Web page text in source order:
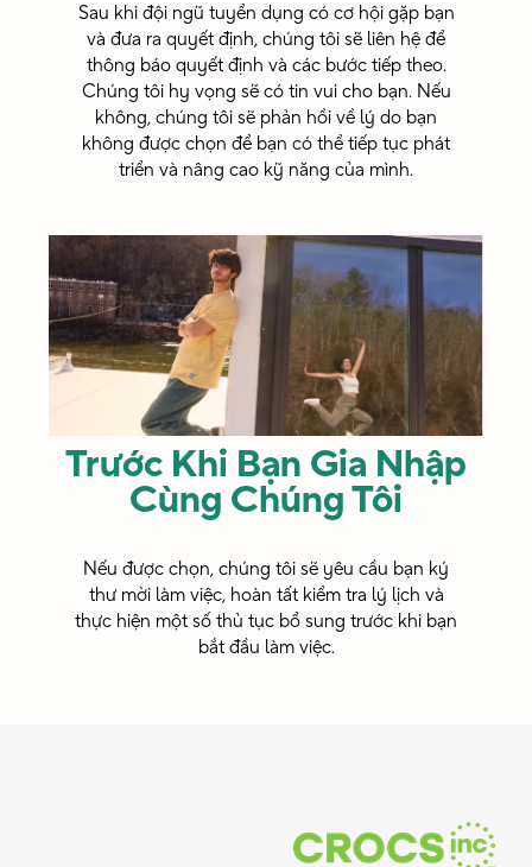
Sau khi đội ngũ tuyển dụng có cơ hội gặp bạn
và đưa ra quyết định, chúng tôi sẽ liên hệ để
thông báo quyết định và các bước tiếp theo.
Chúng tôi hy vọng sẽ có tin vui cho bạn. Nếu
không, chúng tôi sẽ phản hồi về lý do bạn
không được chọn để bạn có thể tiếp tục phát
triển và nâng cao kỹ năng của mình.
Trước Khi Bạn Gia Nhập
Cùng Chúng Tôi
Nếu được chọn, chúng tôi sẽ yêu cầu bạn ký
thư mời làm việc, hoàn tất kiểm tra lý lịch và
thực hiện một số thủ tục bổ sung trước khi bạn
bắt đầu làm việc.